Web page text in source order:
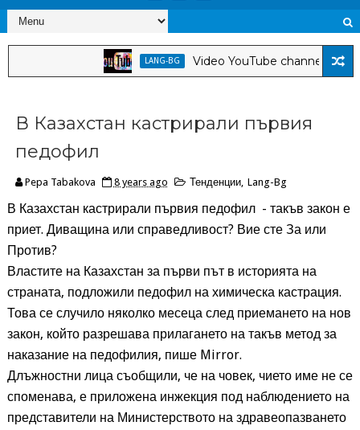
LANG-BG Video YouTube channel *Pepa
В Казахстан кастрирали първия
педофил
Pepa Tabakova 8 years ago Тенденции, Lang-Bg
В Казахстан кастрирали първия педофил - такъв закон е
приет. Диващина или справедливост? Вие сте За или
Против?
Властите на Казахстан за първи път в историята на
страната, подложили педофил на химическа кастрация.
Това се случило няколко месеца след приемането на нов
закон, който разрешава прилагането на такъв метод за
наказание на педофилия, пише Mirror.
Длъжностни лица съобщили, че на човек, чието име не се
споменава, е приложена инжекция под наблюдението на
представители на Министерството на здравеопазването